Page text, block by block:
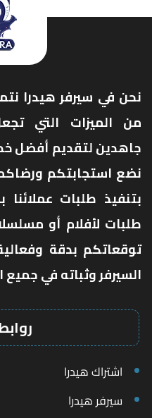
نحن في سيرفر هيدرا
من الميزات التي
جاهدين لتقديم أفضل
نضع استجابتكم
بتنفيذ طلبات
طلبات لأفلام أو
توقعاتكم بدقة
السيرفر وثباته في جميع
اشتراك هيدرا
سيرفر هيدرا